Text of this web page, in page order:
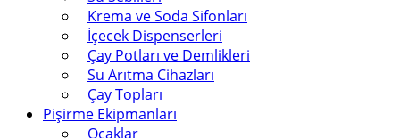
Krema ve Soda Sifonları
İçecek Dispenserleri
Çay Potları ve Demlikleri
Su Arıtma Cihazları
Çay Topları
Pişirme Ekipmanları
Ocaklar